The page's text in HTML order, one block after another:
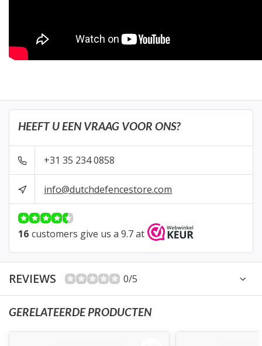
HEEFT U EEN VRAAG VOOR ONS?
+31 35 234 0858
info@dutchdefencestore.com
16 customers give us a 9.7 at
REVIEWS 0/5
GERELATEERDE PRODUCTEN